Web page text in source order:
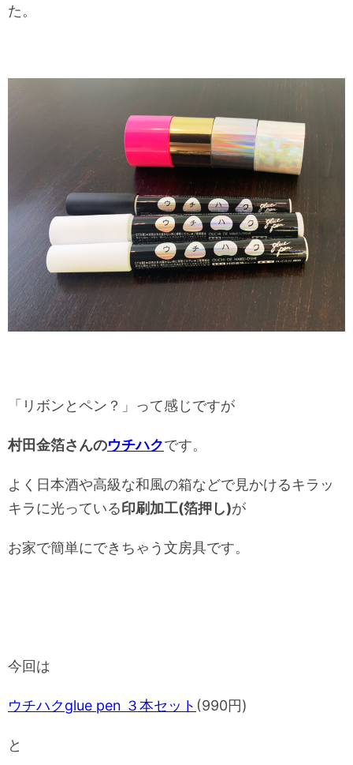
た。
「リボンとペン？」 って感じですが
村田金箔さんのウチハクです。
よく日本酒や高級な和風の箱などで見かけるキラッ
キラに光っている印刷加工(箔押し)が
お家で簡単にできちゃう文房具です。
今回は
ウチハクglue pen ３本セット (990円)
と